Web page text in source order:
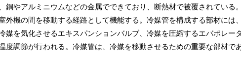
銅やアルミニウムなどの金属でできており、断熱材で被覆されている
機の間を移動する経路として機能する。冷媒管を構成する部材には
を気化させるエキスパンションバルブ、冷媒を圧縮するエバポレー
調節が行われる。冷媒管は、冷媒を移動させるための重要な部材であ